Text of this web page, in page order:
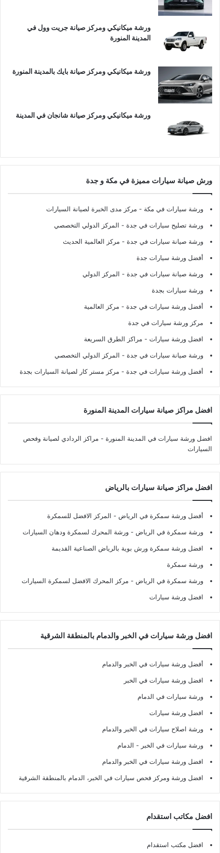
ورشة ميكانيكي ومركز صيانة جريت وول في
المدينة المنورة
ورشة ميكانيكي ومركز صيانة بايك بالمدينة المنورة
ورشة ميكانيكي ومركز صيانة شانجان في المدينة
ورش صيانة سيارات مميزة في مكة و جدة
ورشة سيارات في مكة - مركز مدى الخبرة لصيانة السيارات
ورشة تصليح سيارات في جدة - المركز الدولي التخصصي
ورشة صيانة سيارات في جدة - مركز العالمية الحديث
أفضل ورشة سيارات جدة
ورشة صيانة سيارات في جدة - المركز الدولي
ورشة سيارات بجدة
أفضل ورشة سيارات في جدة - مركز العالمية
مركز ورشة سيارات في جدة
افضل ورشة سيارات - مراكز الطرق السريعة
ورشة صيانة سيارات في جدة - المركز الدولي التخصصي
أفضل ورشة سيارات في جدة - مركز مستر كار لصيانة السيارات بجدة
افضل مراكز صيانة سيارات المدينة المنورة
افضل ورشة سيارات في المدينة المنورة - مراكز الردادي لصيانة وفحص
السيارات
افضل مراكز صيانة سيارات بالرياض
أفضل ورشة سمكرة في الرياض - المركز الافضل للسمكرة
ورشة سمكرة في الرياض - ورشة المحرك لسمكرة ودهان السيارات
افضل ورشة سمكرة ورش بوية بالرياض الصناعية القديمة
ورشة سمكرة
ورشة سمكرة في الرياض - مركز المحرك الافضل لسمكرة السيارات
افضل ورشة سيارات
افضل ورشة سيارات في الخبر والدمام بالمنطقة الشرقية
أفضل ورشة سيارات في الخبر والدمام
افضل ورشة سيارات في الخبر
ورشة سيارات في الدمام
افضل ورشة سيارات
ورشة اصلاح سيارات في الخبر والدمام
ورشة سيارات في الخبر - الدمام
افضل ورشة سيارات في الخبر والدمام
افضل ورشة ومركز فحص سيارات في الخبر، الدمام بالمنطقة الشرقية
افضل مكاتب استقدام
افضل مكتب استقدام